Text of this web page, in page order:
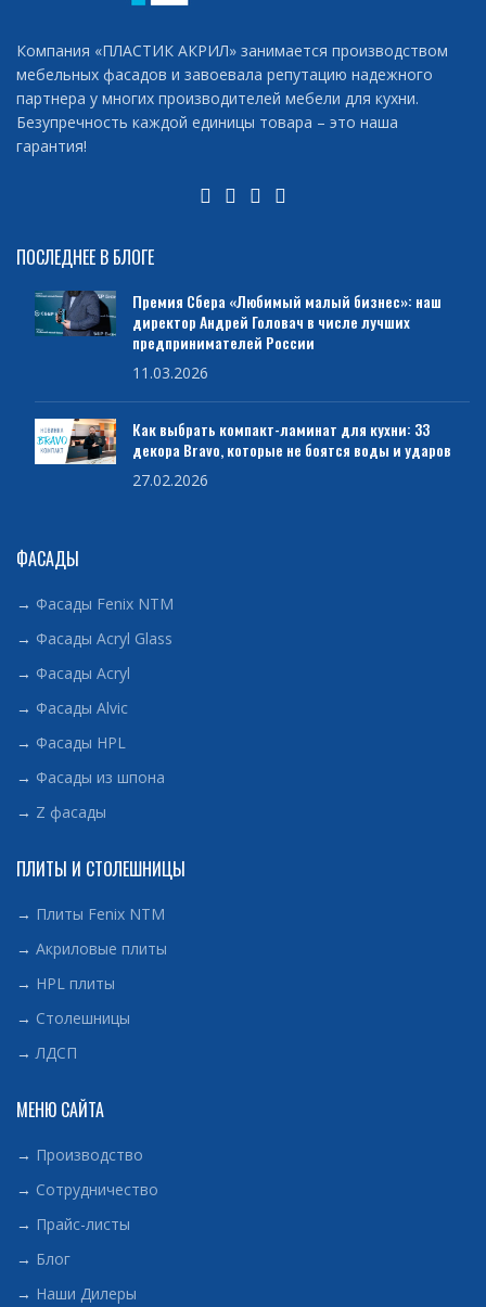
Компания «ПЛАСТИК АКРИЛ» занимается производством
мебельных фасадов и завоевала репутацию надежного
партнера у многих производителей мебели для кухни.
Безупречность каждой единицы товара – это наша
гарантия!
ПОСЛЕДНЕЕ В БЛОГЕ
Премия Сбера «Любимый малый бизнес»: наш
директор Андрей Головач в числе лучших
предпринимателей России
11.03.2026
Как выбрать компакт-ламинат для кухни: 33
декора Bravo, которые не боятся воды и ударов
27.02.2026
ФАСАДЫ
→ Фасады Fenix NTM
→ Фасады Acryl Glass
→ Фасады Acryl
→ Фасады Alvic
→ Фасады HPL
→ Фасады из шпона
→ Z фасады
ПЛИТЫ И СТОЛЕШНИЦЫ
→ Плиты Fenix NTM
→ Акриловые плиты
→ HPL плиты
→ Столешницы
→ ЛДСП
МЕНЮ САЙТА
→ Производство
→ Сотрудничество
→ Прайс-листы
→ Блог
→ Наши Дилеры